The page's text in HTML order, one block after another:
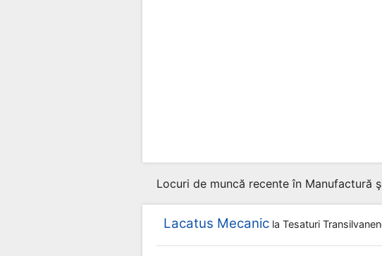
Locuri de muncă recente în Manufactură
Lacatus Mecanic la Tesaturi